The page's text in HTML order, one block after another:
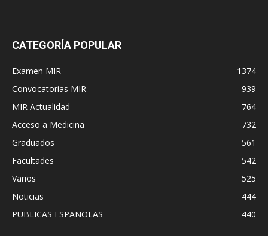
CATEGORÍA POPULAR
Examen MIR
1374
Convocatorias MIR
939
MIR Actualidad
764
Acceso a Medicina
732
Graduados
561
Facultades
542
Varios
525
Noticias
444
PUBLICAS ESPAÑOLAS
440